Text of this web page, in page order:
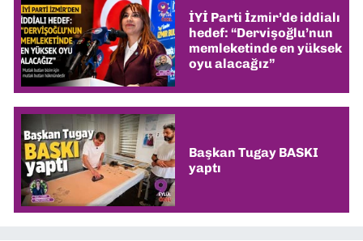
İYİ Parti İzmir’de iddialı
hedef: “Dervişoğlu’nun
memleketinde en yüksek
oyu alacağız”
Başkan Tugay BASKI
yaptı